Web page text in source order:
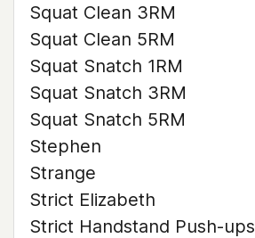
Squat Clean 3RM
Squat Clean 5RM
Squat Snatch 1RM
Squat Snatch 3RM
Squat Snatch 5RM
Stephen
Strange
Strict Elizabeth
Strict Handstand Push-ups